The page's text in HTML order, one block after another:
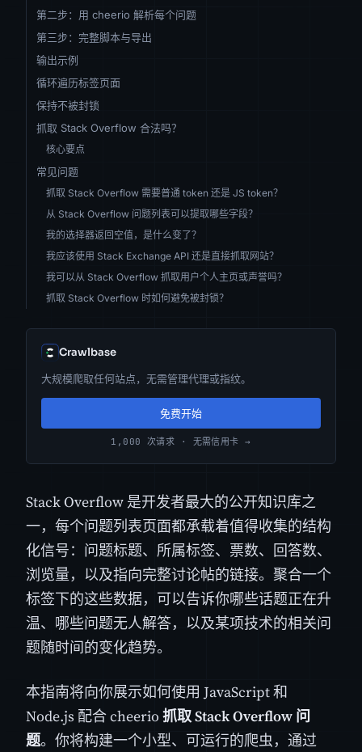
第二步：用 cheerio 解析每个问题
第三步：完整脚本与导出
输出示例
循环遍历标签页面
保持不被封锁
抓取 Stack Overflow 合法吗？
核心要点
常见问题
抓取 Stack Overflow 需要普通 token 还是 JS token？
从 Stack Overflow 问题列表可以提取哪些字段？
我的选择器返回空值，是什么变了？
我应该使用 Stack Exchange API 还是直接抓取网站？
我可以从 Stack Overflow 抓取用户个人主页或声誉吗？
抓取 Stack Overflow 时如何避免被封锁？
Crawlbase
大规模爬取任何站点，无需管理代理或指纹。
免费开始
1,000 次请求 · 无需信用卡 →
Stack Overflow 是开发者最大的公开知识库之
一，每个问题列表页面都承载着值得收集的结构
化信号：问题标题、所属标签、票数、回答数、
浏览量，以及指向完整讨论帖的链接。聚合一个
标签下的这些数据，可以告诉你哪些话题正在升
温、哪些问题无人解答，以及某项技术的相关问
题随时间的变化趋势。
本指南将向你展示如何使用 JavaScript 和
Node.js 配合 cheerio 抓取 Stack Overflow 问
题。你将构建一个小型、可运行的爬虫，通过